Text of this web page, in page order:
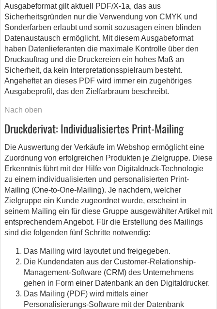
Ausgabeformat gilt aktuell PDF/X-1a, das aus
Sicherheitsgründen nur die Verwendung von CMYK und
Sonderfarben erlaubt und somit sozusagen einen blinden
Datenaustausch ermöglicht. Mit diesem Ausgabeformat
haben Datenlieferanten die maximale Kontrolle über den
Druckauftrag und die Druckereien ein hohes Maß an
Sicherheit, da kein Interpretationsspielraum besteht.
Angeheftet an dieses PDF wird immer ein zugehöriges
Ausgabeprofil, das den Zielfarbraum beschreibt.
Nach oben
Druckderivat: Individualisiertes Print-Mailing
Die Auswertung der Verkäufe im Webshop ermöglicht eine
Zuordnung von erfolgreichen Produkten je Zielgruppe. Diese
Erkenntnis führt mit der Hilfe von Digitaldruck-Technologie
zu einem individualisierten und personalisierten Print-
Mailing (One-to-One-Mailing). Je nachdem, welcher
Zielgruppe ein Kunde zugeordnet wurde, erscheint in
seinem Mailing ein für diese Gruppe ausgewählter Artikel mit
entsprechendem Angebot. Für die Erstellung des Mailings
sind die folgenden fünf Schritte notwendig:
Das Mailing wird layoutet und freigegeben.
Die Kundendaten aus der Customer-Relationship-
Management-Software (CRM) des Unternehmens
gehen in Form einer Datenbank an den Digitaldrucker.
Das Mailing (PDF) wird mittels einer
Personalisierungs-Software mit der Datenbank